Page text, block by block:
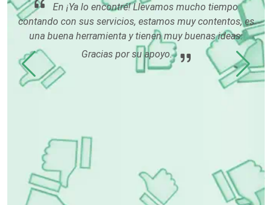
Electrodomésticos
Electrónica
Elevadores y Ascensores
Empresas de Limpieza
En ¡Ya lo encontré! Llevamos mucho tiempo
contando con sus servicios, estamos muy contentos, es
una buena herramienta y tienen muy buenas ideas.
Gracias por su apoyo.